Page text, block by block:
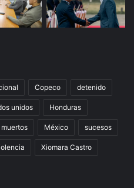
Copeco detenido
unidos Honduras
muertos México sucesos
Xiomara Castro